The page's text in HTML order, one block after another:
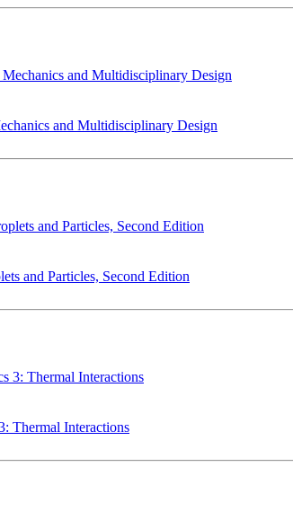
and Multidisciplinary Design
and Particles, Second Edition
Thermal Interactions